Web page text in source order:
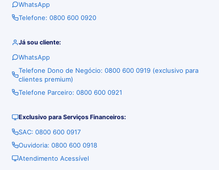
WhatsApp
Telefone: 0800 600 0920
Já sou cliente:
WhatsApp
Telefone Dono de Negócio: 0800 600 0919 (exclusivo para
clientes premium)
Telefone Parceiro: 0800 600 0921
Exclusivo para Serviços Financeiros:
SAC: 0800 600 0917
Ouvidoria: 0800 600 0918
Atendimento Acessível